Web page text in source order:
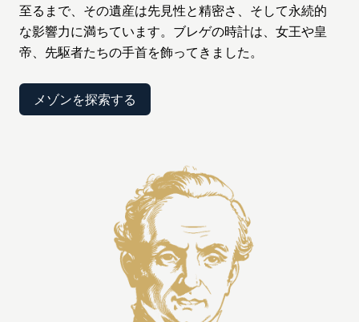
至るまで、その遺産は先見性と精密さ、そして永続的
な影響力に満ちています。ブレゲの時計は、女王や皇
帝、先駆者たちの手首を飾ってきました。
メゾンを探索する